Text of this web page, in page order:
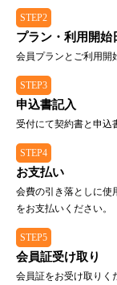
STEP2
プラン・利用開始
会員プランとご利用開
STEP3
申込書記入
受付にて契約書と申込
STEP4
お支払い
会費の引き落としに使
をお支払いください。
STEP5
会員証受け取り
会員証をお受け取りく